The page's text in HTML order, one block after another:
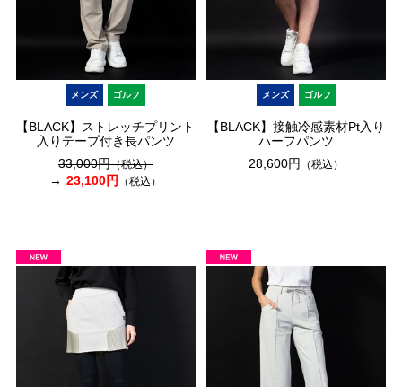
メンズ ゴルフ
【BLACK】ストレッチプリント
入りテープ付き長パンツ
33,000円（税込）
23,100円 （税込）
メンズ ゴルフ
【BLACK】接触冷感素材Pt入り
ハーフパンツ
28,600円
（税込）